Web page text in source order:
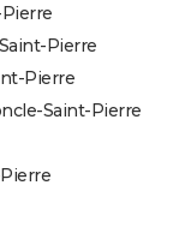
Pierre
Pierre
Saint-Pierre